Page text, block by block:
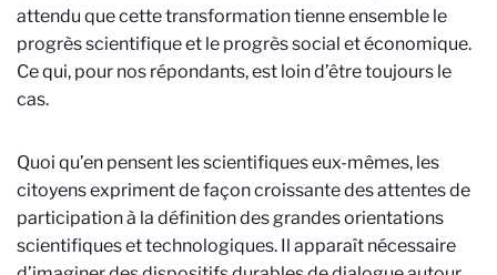
attendu que cette transformation tienne ensemble le
progrès scientifique et le progrès social et économique.
Ce qui, pour nos répondants, est loin d’être toujours le
cas.
Quoi qu’en pensent les scientifiques eux-mêmes, les
citoyens expriment de façon croissante des attentes de
participation à la définition des grandes orientations
scientifiques et technologiques. Il apparaît nécessaire